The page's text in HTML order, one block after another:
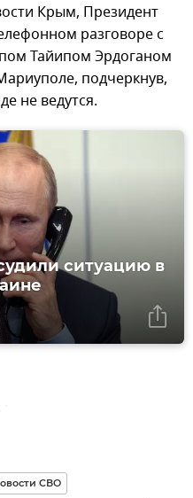
Крым, Президент
разговоре с
Тайипом Эрдоганом
подчеркнув,
не ведутся.
ситуацию в
СВО